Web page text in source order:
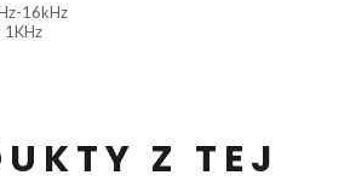
16kHz
1KHz
Z TEJ